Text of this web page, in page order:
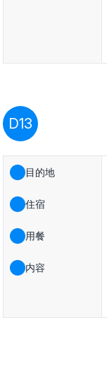
D13
目的地
住宿
用餐
内容